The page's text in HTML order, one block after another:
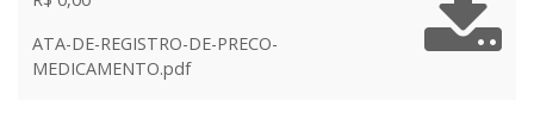
ATA-DE-REGISTRO-DE-PRECO-
MEDICAMENTO.pdf